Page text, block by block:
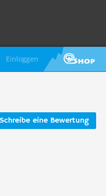
Einloggen
Schreibe eine Bewertung